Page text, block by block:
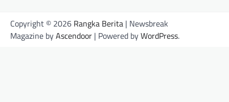
Copyright © 2026 Rangka Berita | Newsbreak
Magazine byAscendoor | Powered byWordPress.